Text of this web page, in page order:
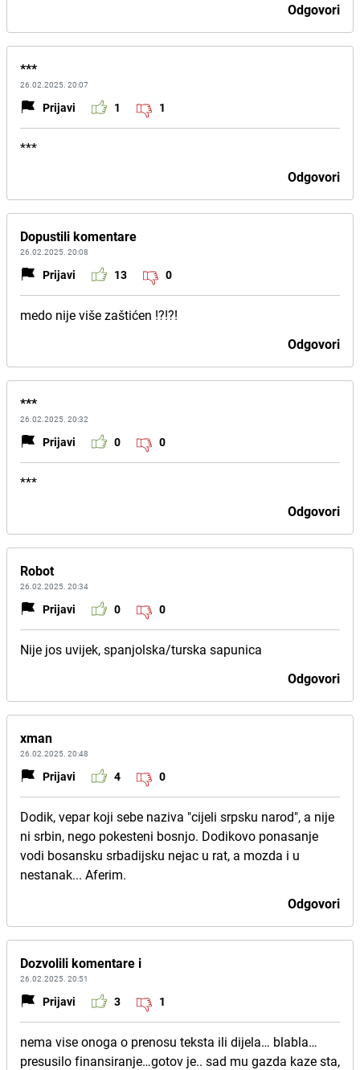
Odgovori
***
26.02.2025. 20:07
Prijavi 1 1
***
Odgovori
Dopustili komentare
26.02.2025. 20:08
Prijavi 13 0
medo nije više zaštićen !?!?!
Odgovori
***
26.02.2025. 20:32
Prijavi 0 0
***
Odgovori
Robot
26.02.2025. 20:34
Prijavi 0 0
Nije jos uvijek, spanjolska/turska sapunica
Odgovori
xman
26.02.2025. 20:48
Prijavi 4 0
Dodik, vepar koji sebe naziva "cijeli srpsku narod", a nije
ni srbin, nego pokesteni bosnjo. Dodikovo ponasanje
vodi bosansku srbadijsku nejac u rat, a mozda i u
nestanak... Aferim.
Odgovori
Dozvolili komentare i
26.02.2025. 20:51
Prijavi 3 1
nema vise onoga o prenosu teksta ili dijela… blabla…
presusilo finansiranje…gotov je.. sad mu gazda kaze sta,